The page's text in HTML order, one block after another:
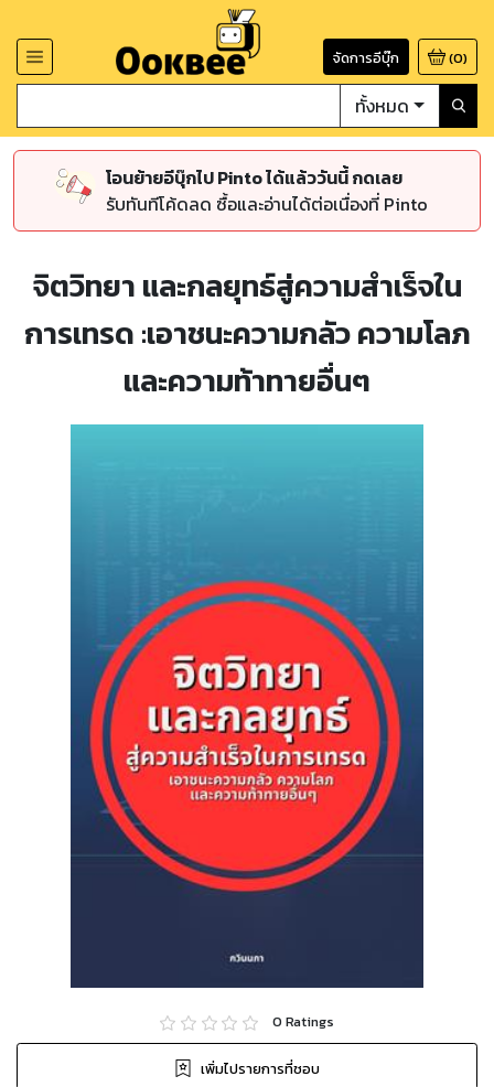
จัดการอีบุ๊ก (0)
ทั้งหมด
โอนย้ายอีบุ๊กไป Pinto ได้แล้ววันนี้ กดเลย
รับทันทีโค้ดลด ซื้อและอ่านได้ต่อเนื่องที่ Pinto
จิตวิทยา และกลยุทธ์สู่ความสำเร็จใน
การเทรด :เอาชนะความกลัว ความโลภ
และความท้าทายอื่นๆ
0 Ratings
เพิ่มไปรายการที่ชอบ